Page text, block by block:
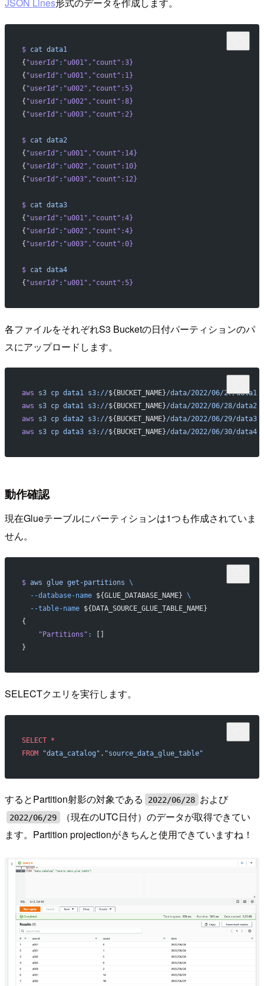
$ cat data1
{ "userId" : "u001" , "count" :3}
{ "userId" : "u001" , "count" :1}
{ "userId" : "u002" , "count" :5}
{ "userId" : "u002" , "count" :8}
{ "userId" : "u003" , "count" :2}
$ cat data2
{ "userId" : "u001" , "count" :14}
{ "userId" : "u002" , "count" :10}
{ "userId" : "u003" , "count" :12}
$ cat data3
{ "userId" : "u001" , "count" :4}
{ "userId" : "u002" , "count" :4}
{ "userId" : "u003" , "count" :0}
$ cat data4
{ "userId" : "u001" , "count" :5}
各ファイルをそれぞれS3 Bucketの日付パーティションのパ
スにアップロードします。
aws s3 cp data1 s3://${BUCKET_NAME}/data/2022/06/27/data1
aws s3 cp data1 s3://${BUCKET_NAME}/data/2022/06/28/data2
aws s3 cp data2 s3://${BUCKET_NAME}/data/2022/06/29/data3
aws s3 cp data3 s3://${BUCKET_NAME}/data/2022/06/30/data4
動作確認
現在Glueテーブルにパーティションは1つも作成されていま
せん。
$ aws glue get-partitions \
  --database-name
${GLUE_DATABASE_NAME} \
  --table-name
${DATA_SOURCE_GLUE_TABLE_NAME}
{
    "Partitions"
:
}
SELECTクエリを実行します。
SELECT *
FROM "data_catalog" . "source_data_glue_table"
するとPartition射影の対象である 2022/06/28 および
2022/06/29
（現在のUTC日付）のデータが取得できてい
ます。Partition projectionがきちんと使用できていますね！